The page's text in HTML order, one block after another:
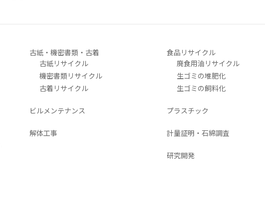
古紙・機密書類・古着
古紙リサイクル
機密書類リサイクル
古着リサイクル
ビルメンテナンス
解体工事
食品リサイクル
廃食用油リサイクル
生ゴミの堆肥化
生ゴミの飼料化
プラスチック
計量証明・石綿調査
研究開発